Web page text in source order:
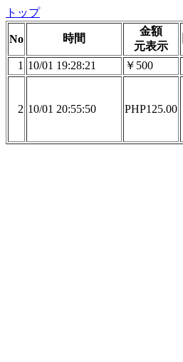
トップ
No 時間
金額
元表示
1 10/01 19:28:21 ￥500
2 10/01 20:55:50 PHP125.00